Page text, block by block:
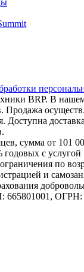
BRP. В
Доступна
сумма от
с
по
и
ОГРН: